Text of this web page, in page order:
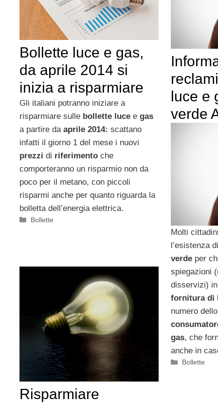
Bollette luce e gas,
da aprile 2014 si
inizia a risparmiare
Gli italiani potranno iniziare a
risparmiare sulle bollette luce e gas
a partire da aprile 2014: scattano
infatti il giorno 1 del mese i nuovi
prezzi di riferimento che
comporteranno un risparmio non da
poco per il metano, con piccoli
risparmi anche per quanto riguarda la
bolletta dell’energia elettrica.
Categorie
Bollette
luce e
verde
Molti
l’esistenza
verdeper
spiegazioni
disservizi)
fornitura di
numero dello
gas, che
anche in
Categorie
Bollette
Risparmiare